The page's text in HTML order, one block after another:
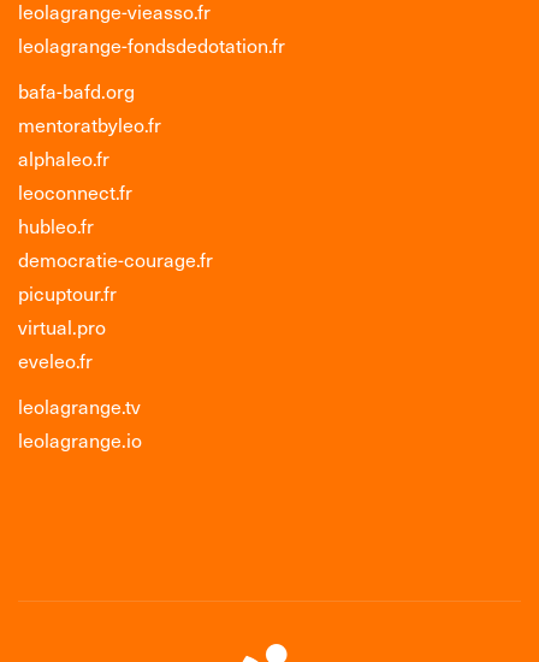
leolagrange-vieasso.fr
leolagrange-fondsdedotation.fr
bafa-bafd.org
mentoratbyleo.fr
alphaleo.fr
leoconnect.fr
hubleo.fr
democratie-courage.fr
picuptour.fr
virtual.pro
eveleo.fr
leolagrange.tv
leolagrange.io